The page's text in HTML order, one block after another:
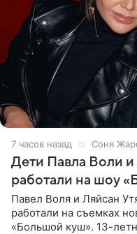
7 часов назад Соня
Дети Павла Воли
работали на шоу
Павел Воля и Ляйсан
работали на съемках
«Большой куш». 13-